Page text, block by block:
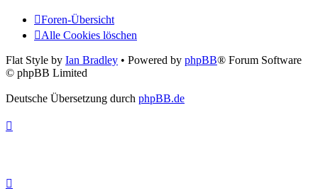
Foren-Übersicht
Alle Cookies löschen
Flat Style by Ian Bradley • Powered by phpBB® Forum Software
© phpBB Limited
Deutsche Übersetzung durch phpBB.de